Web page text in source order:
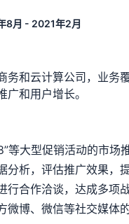
8月 - 2021年2月
务和云计算公司，业
和用户增长。
等大型促销活动的市场
分析，评估推广效果，
行合作洽谈，达成多项
微博、微信等社交媒体